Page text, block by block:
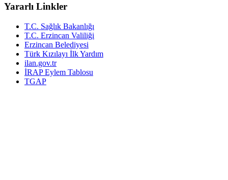
Yararlı Linkler
T.C. Sağlık Bakanlığı
T.C. Erzincan Valiliği
Erzincan Belediyesi
Türk Kızılayı İlk Yardım
ilan.gov.tr
İRAP Eylem Tablosu
TGAP